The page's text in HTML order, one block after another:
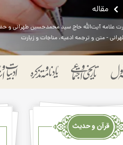
مقاله
علامه آیت‌الله حاج سید محمدحسین طهرانی و
- متن و ترجمه ادعیه، مناجات و زیارت
قرآن